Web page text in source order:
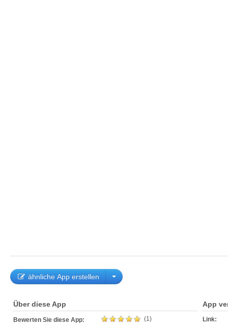
ähnliche App erstellen
Über diese App
Bewerten Sie diese App: (1)
App
Link: